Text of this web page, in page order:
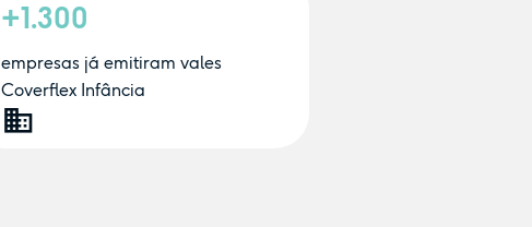
+1.300
empresas já emitiram vales
Coverflex Infância